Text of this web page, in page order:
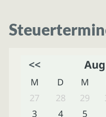
<<
M D M
27
28 29
3
4 5